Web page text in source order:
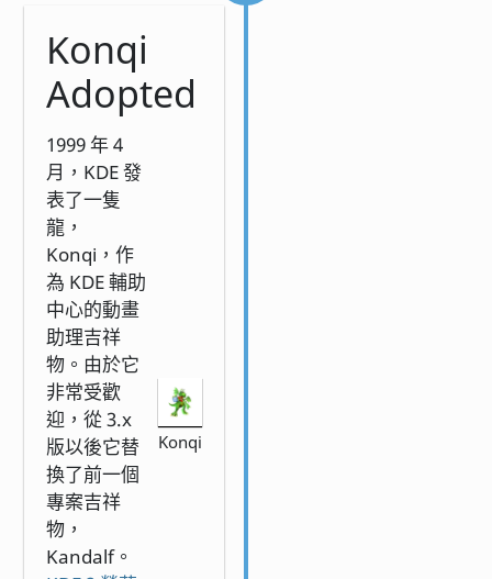
Konqi
Adopted
1999 年 4
月，KDE 發
表了一隻
龍，
Konqi，作
為 KDE 輔助
中心的動畫
助理吉祥
物。由於它
非常受歡
迎，從 3.x
版以後它替
換了前一個
專案吉祥
物，
Kandalf。
Konqi